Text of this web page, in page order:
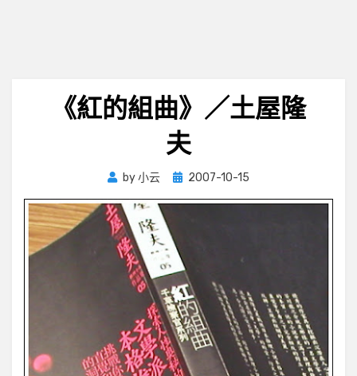
《紅的組曲》／土屋隆
夫
by小云
Posted
2007-10-15